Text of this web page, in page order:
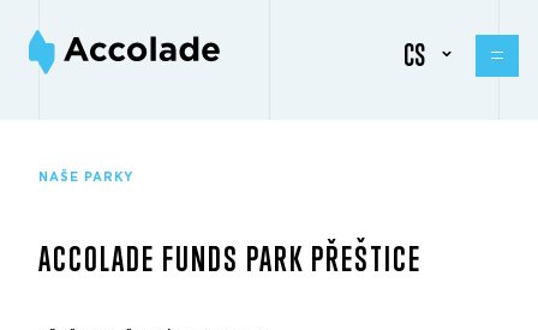
CS
NAŠE PARKY
ACCOLADE FUNDS PARK PŘEŠTICE